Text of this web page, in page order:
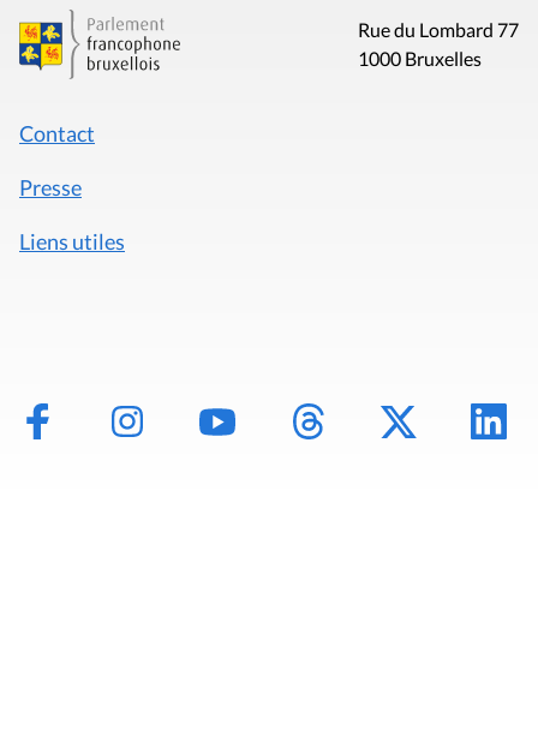
Rue du Lombard 77
1000 Bruxelles
Contact
Presse
Liens utiles